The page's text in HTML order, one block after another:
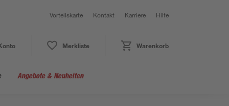
Vorteilskarte Kontakt Karriere Hilfe
Merkliste Warenkorb
Angebote & Neuheiten